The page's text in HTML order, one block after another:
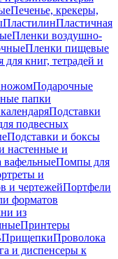
Печенье, крекеры,
ПластилинПластичная
Пленки воздушно-
Пленки пищевые
книг, тетрадей и
ножомПодарочные
папки
Подставки
подвесных
Подставки и боксы
настенные и
вафельныеПомпы для
и
и чертежейПортфели
форматов
из
Принтеры
ПрищепкиПроволока
и диспенсеры к